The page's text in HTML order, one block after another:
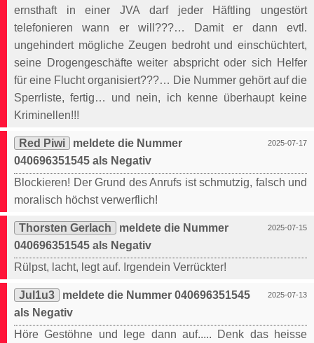
ernsthaft in einer JVA darf jeder Häftling ungestört
telefonieren wann er will???… Damit er dann evtl.
ungehindert mögliche Zeugen bedroht und einschüchtert,
seine Drogengeschäfte weiter abspricht oder sich Helfer
für eine Flucht organisiert???… Die Nummer gehört auf die
Sperrliste, fertig… und nein, ich kenne überhaupt keine
Kriminellen!!!
2025-07-17
Red Piwi
meldete die Nummer
040696351545 als Negativ
Blockieren! Der Grund des Anrufs ist schmutzig, falsch und
moralisch höchst verwerflich!
2025-07-15
Thorsten Gerlach
meldete die Nummer
040696351545 als Negativ
Rülpst, lacht, legt auf. Irgendein Verrückter!
2025-07-13
Jul1u3
meldete die Nummer 040696351545
als Negativ
Höre Gestöhne und lege dann auf..... Denk das heisse